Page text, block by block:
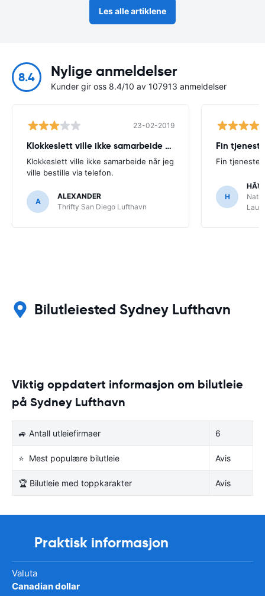
Les alle artiklene
8.4 Nylige anmeldelser
Kunder gir oss 8.4/10 av 107913 anmeldelser
23-02-2019
Klokkeslett ville ikke samarbeide når
Klokkeslett ville ikke samarbeide når jeg
ville bestille via telefon.
A
ALEXANDER
Thrifty San Diego Lufthavn
Fin
Fin tjeneste
H
Bilutleiested Sydney Lufthavn
Viktig oppdatert informasjon om bilutleie
på Sydney Lufthavn
🚙 Antall utleiefirmaer 6
⭐ Mest populære bilutleie Avis
🏆 Bilutleie med toppkarakter Avis
Praktisk informasjon
Valuta
Canadian dollar